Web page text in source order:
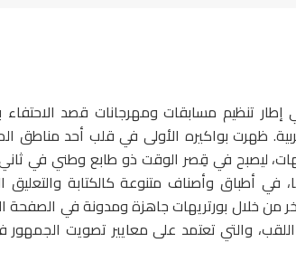
تنظيم مسابقات ومهرجانات قصد الاحتفاء
ظهرت بواكيره الأولى في قلب أحد مناطق
والجهات، ليصبح في قِصر الوقت ذو طابع وطني في
في أطباق وأصناف متنوعة كالكتابة والتعليق
من خلال بورتريهات جاهزة ومدونة في الصفحة
والتي تعتمد على معايير تصويت